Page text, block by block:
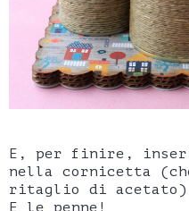
E, per finire,
nella cornicetta
ritaglio di